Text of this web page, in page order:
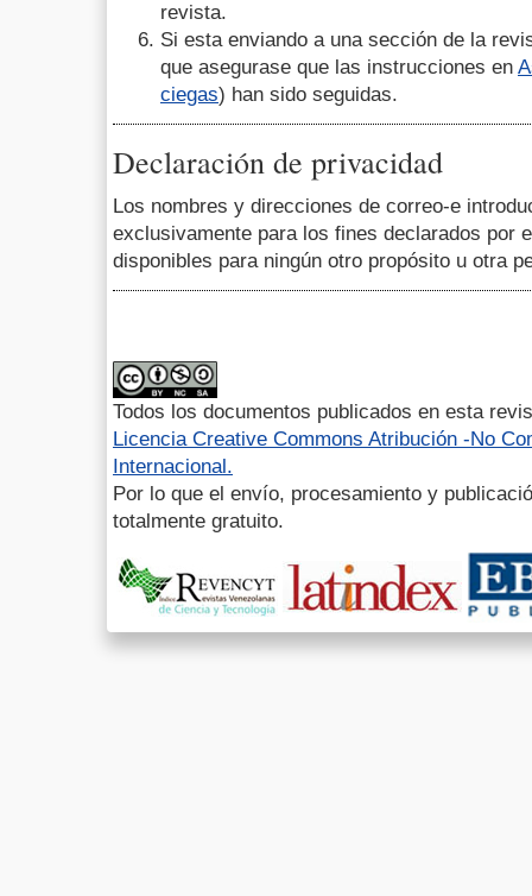
revista.
Si esta enviando a una sección de la
que asegurase que las instrucciones en
ciegas) han sido seguidas.
Declaración de privacidad
Los nombres y direcciones de correo-e
exclusivamente para los fines declarados por
disponibles para ningún otro propósito u otra
Todos los documentos publicados en esta
Licencia Creative Commons Atribución -No
Internacional.
Por lo que el envío, procesamiento y
totalmente gratuito.